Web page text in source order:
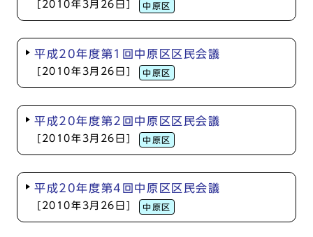
[2010年3月26日] 中原区
平成20年度第1回中原区区民会議
[2010年3月26日] 中原区
平成20年度第2回中原区区民会議
[2010年3月26日] 中原区
平成20年度第4回中原区区民会議
[2010年3月26日] 中原区